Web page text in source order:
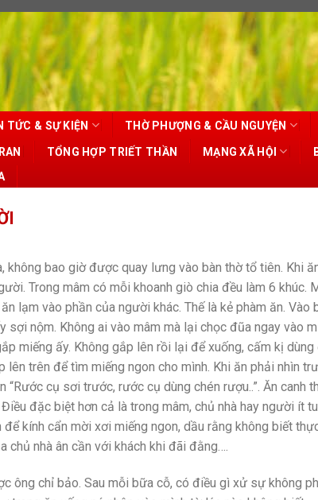
TỨC & SỰ KIỆN THỜ PHƯỢNG & CẦU NGUYỆN
TỔNG HỢP TRIẾT THẦN MẠNG XÃ HỘI
không bao giờ được quay lưng vào bàn thờ tổ tiên. Khi
Trong mâm có mỗi khoanh giò chia đều làm 6 khúc.
lạm vào phần của người khác. Thế là kẻ phàm ăn.
sợi nộm. Không ai vào mâm mà lại chọc đũa ngay vào
miếng ấy. Không gắp lên rồi lại để xuống, cấm kị
lên trên để tìm miếng ngon cho mình. Khi ăn phải nhìn
“Rước cụ sơi trước, rước cụ dùng chén rượu..”. Ăn canh
đặc biệt hơn cả là trong mâm, chủ nhà hay người ít
kính cẩn mời xơi miếng ngon, dầu rằng không biết
chủ nhà ân cần với khách khi đãi đằng….
ông chỉ bảo. Sau mỗi bữa cỗ, có điều gì xử sự không